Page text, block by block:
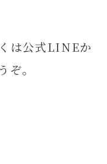
は公式LINEか
ぞ。